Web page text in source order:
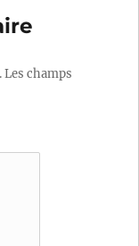
Les champs